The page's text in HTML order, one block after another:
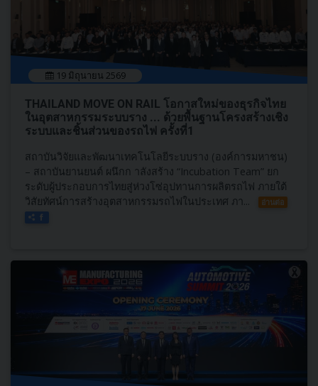
19 มิถุนายน 2569
THAILAND MOVE ON RAIL โอกาสใหม่ของธุรกิจไทย
ในอุตสาหกรรมระบบราง ... ด้วยพื้นฐานโครงสร้างเชิง
ระบบและชิ้นส่วนของรถไฟ ครั้งที่1
สถาบันวิจัยและพัฒนาเทคโนโลยีระบบราง (องค์การมหาชน)
– สถาบันยานยนต์ ผนึกก าลังสร้าง “Incubation Team” ยก
ระดับผู้ประกอบการไทยสู่ห่วงโซ่อุปทานการผลิตรถไฟ ภายใต้
วิสัยทัศน์การสร้างอุตสาหกรรมรถไฟในประเทศ ภา...
อ่านต่อ